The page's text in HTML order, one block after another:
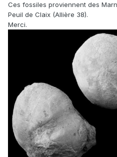
Ces fossiles proviennent des
Peuil de Claix (Allière 38).
Merci.